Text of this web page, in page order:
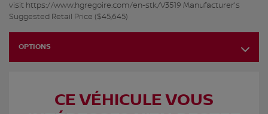
visit https://www.hgregoire.com/en-stk/V3519 Manufacturer's
Suggested Retail Price ($45,645)
OPTIONS
CE VÉHICULE VOUS